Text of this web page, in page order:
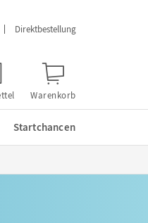
Direktbestellung
Warenkorb
Startchancen